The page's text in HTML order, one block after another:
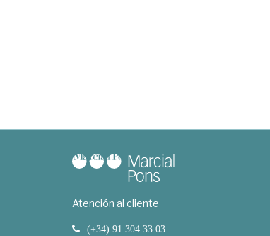
Atención al cliente
(+34) 91 304 33 03